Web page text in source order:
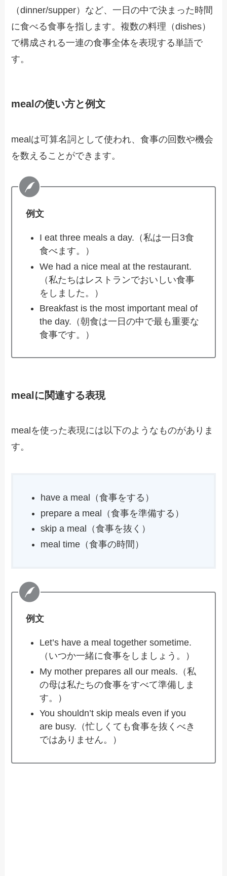
（dinner/supper）など、一日の中で決まった時間
に食べる食事を指します。複数の料理（dishes）
で構成される一連の食事全体を表現する単語で
す。
mealの使い方と例文
mealは可算名詞として使われ、食事の回数や機会
を数えることができます。
例文
I eat three meals a day.（私は一日3食
食べます。）
We had a nice meal at the restaurant.
（私たちはレストランでおいしい食事
をしました。）
Breakfast is the most important meal of
the day.（朝食は一日の中で最も重要な
食事です。）
mealに関連する表現
mealを使った表現には以下のようなものがありま
す。
have a meal（食事をする）
prepare a meal（食事を準備する）
skip a meal（食事を抜く）
meal time（食事の時間）
例文
Let’s have a meal together sometime.
（いつか一緒に食事をしましょう。）
My mother prepares all our meals.（私
の母は私たちの食事をすべて準備しま
す。）
You shouldn’t skip meals even if you
are busy.（忙しくても食事を抜くべき
ではありません。）